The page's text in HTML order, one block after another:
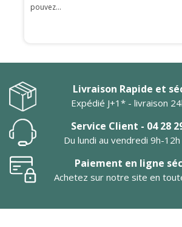
pouvez...
Livraison Rapide et
Expédié J+1* - livraison
Service Client - 04 28
Du lundi au vendredi 9h-
Paiement en ligne
Achetez sur notre site en